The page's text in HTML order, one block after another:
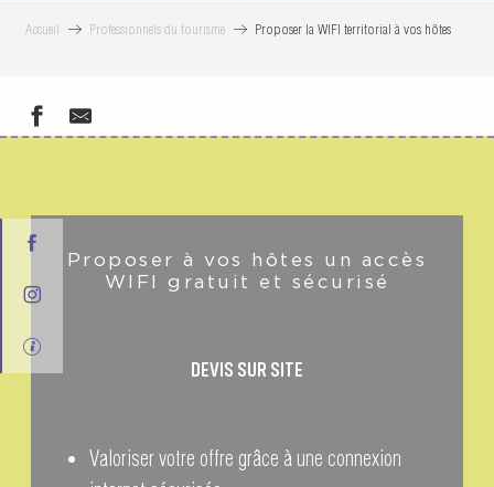
Accueil Professionnels du tourisme Proposer la WIFI territorial à vos hôtes
Proposer à vos hôtes un accès
WIFI gratuit et sécurisé
DEVIS SUR SITE
Valoriser votre offre grâce à une connexion